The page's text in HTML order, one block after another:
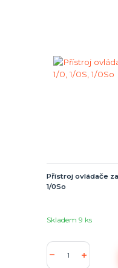
Přístroj ovládače
1/0So
Skladem 9 ks